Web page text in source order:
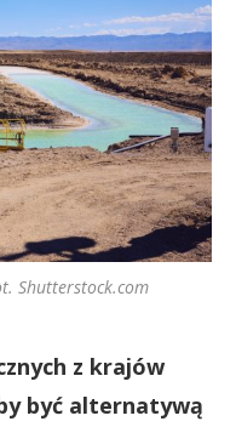
Shutterstock.com
z krajów
być alternatywą